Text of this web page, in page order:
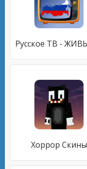
Хоррор Скины